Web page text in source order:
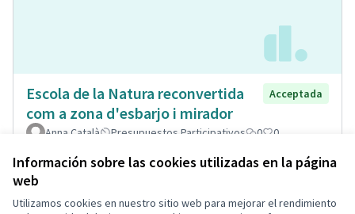
Información sobre las cookies utilizadas en la página
web
Utilizamos cookies en nuestro sitio web para mejorar el rendimiento
Escola de la Natura reconvertida
com a zona d'esbarjo i mirador
Acceptada
Anna Català Presupuestos Participativos 0 0
Términos y condiciones de uso